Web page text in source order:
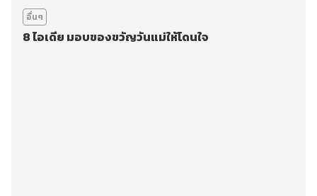
อื่นๆ
8 ไอเดีย มอบของขวัญวันแม่ให้โดนใจ